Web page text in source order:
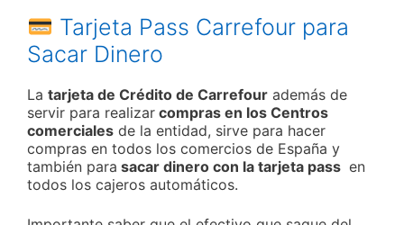
Tarjeta Pass Carrefour para
Sacar Dinero
La tarjeta de Crédito de Carrefour además de
servir para realizar compras en los Centros
comerciales de la entidad, sirve para hacer
compras en todos los comercios de España y
también para sacar dinero con la tarjeta pass en
todos los cajeros automáticos.